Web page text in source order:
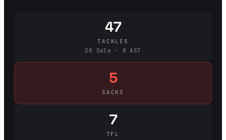
47
TACKLES
20 Solo · 0 AST
5
SACKS
7
TFL